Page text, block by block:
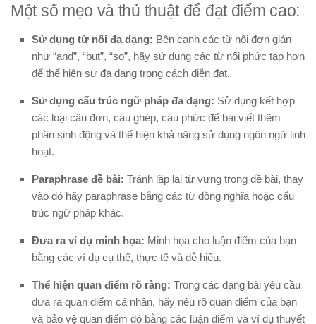
Một số mẹo và thủ thuật để đạt điểm cao:
Sử dụng từ nối đa dạng: Bên cạnh các từ nối đơn giản
như “and”, “but”, “so”, hãy sử dụng các từ nối phức tạp hơn
để thể hiện sự đa dạng trong cách diễn đạt.
Sử dụng cấu trúc ngữ pháp đa dạng: Sử dụng kết hợp
các loại câu đơn, câu ghép, câu phức để bài viết thêm
phần sinh động và thể hiện khả năng sử dụng ngôn ngữ linh
hoạt.
Paraphrase đề bài: Tránh lặp lại từ vựng trong đề bài, thay
vào đó hãy paraphrase bằng các từ đồng nghĩa hoặc cấu
trúc ngữ pháp khác.
Đưa ra ví dụ minh họa: Minh họa cho luận điểm của bạn
bằng các ví dụ cụ thể, thực tế và dễ hiểu.
Thể hiện quan điểm rõ ràng: Trong các dạng bài yêu cầu
đưa ra quan điểm cá nhân, hãy nêu rõ quan điểm của bạn
và bảo vệ quan điểm đó bằng các luận điểm và ví dụ thuyết